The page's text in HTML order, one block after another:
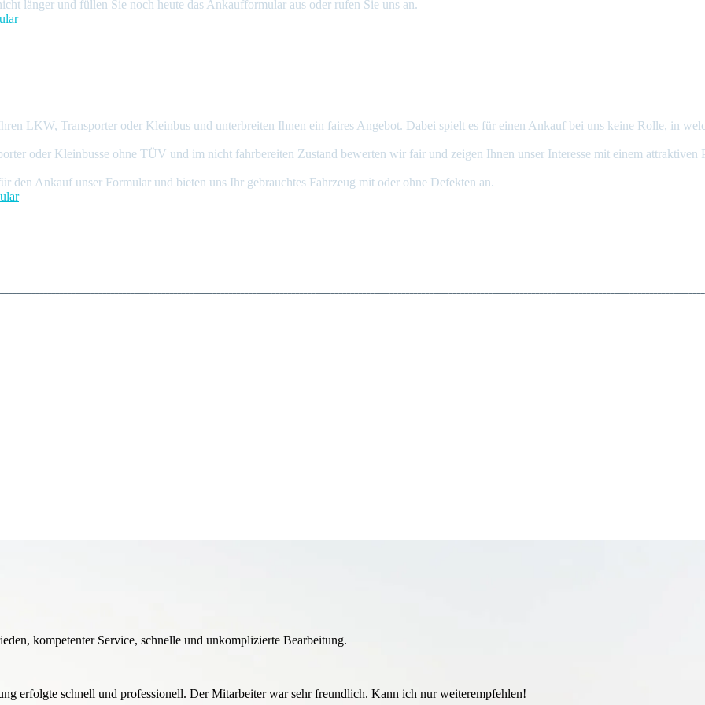
länger und füllen Sie noch heute das Ankaufformular aus oder rufen Sie uns an.
LKW, Transporter oder Kleinbus und unterbreiten Ihnen ein faires Angebot. Dabei spielt es für einen Ankauf bei uns keine Rolle, in
oder Kleinbusse ohne TÜV und im nicht fahrbereiten Zustand bewerten wir fair und zeigen Ihnen unser Interesse mit einem attraktiven
den Ankauf unser Formular und bieten uns Ihr gebrauchtes Fahrzeug mit oder ohne Defekten an.
kompetenter Service, schnelle und unkomplizierte Bearbeitung.
erfolgte schnell und professionell. Der Mitarbeiter war sehr freundlich. Kann ich nur weiterempfehlen!